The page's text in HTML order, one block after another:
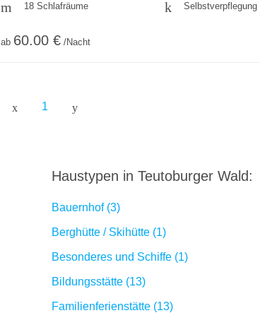
18 Schlafräume Selbstverpflegung
ab 60.00 € /Nacht
1
Haustypen in Teutoburger Wald:
Bauernhof (3)
Berghütte / Skihütte (1)
Besonderes und Schiffe (1)
Bildungsstätte (13)
Familienferienstätte (13)